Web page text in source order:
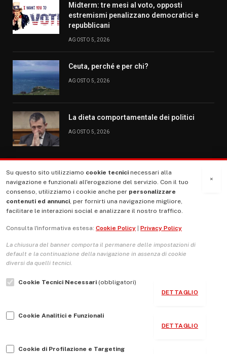
Midterm: tre mesi al voto, opposti
estremismi penalizzano democratici e
repubblicani
AGOSTO 5, 2026
Ceuta, perché e per chi?
AGOSTO 5, 2026
La dieta comportamentale dei politici
AGOSTO 5, 2026
MENU
La Nostra Storia
Le Copertine
L’Associazione
Indirizzo Socio Politico Culturale
Guida per le autrici e gli autori
×
Su questo sito utilizziamo cookie tecnici necessari alla
navigazione e funzionali all'erogazione del servizio. Con il tuo
consenso, utilizziamo i cookie anche per personalizzare
contenuti ed annunci, per fornirti una navigazione migliore,
facilitare le interazioni social e analizzare il nostro traffico.
Consulta l'informativa estesa: Cookie Policy Privacy Policy
La chiusura del banner comporta il permanere delle impostazioni di
default e la continuazione della navigazione in assenza di cookie
diversi da quelli tecnici.
Cookie Tecnici Necessari (obbligatori)
DETTAGLIO
Cookie Analitici e Funzionali
DETTAGLIO
Cookie di Profilazione e Targeting